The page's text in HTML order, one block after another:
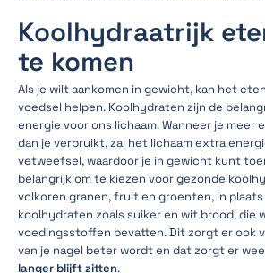
Koolhydraatrijk
te komen
Als je wilt aankomen in gewicht, kan het
voedsel helpen. Koolhydraten zijn de
energie voor ons lichaam. Wanneer je meer
dan je verbruikt, zal het lichaam extra
vetweefsel, waardoor je in gewicht kunt
belangrijk om te kiezen voor gezonde
volkoren granen, fruit en groenten, in
koolhydraten zoals suiker en wit brood, die
voedingsstoffen bevatten. Dit zorgt er ook
van je nagel beter wordt en dat zorgt er
langer blijft zitten.